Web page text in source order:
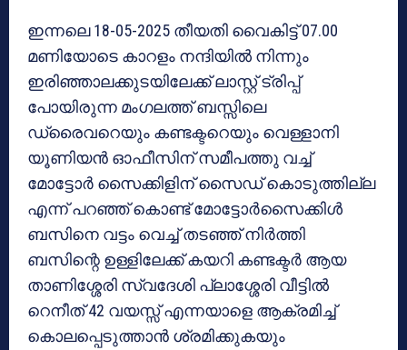
ഇന്നലെ 18-05-2025 തീയതി വൈകിട്ട് 07.00
മണിയോടെ കാറളം നന്ദിയിൽ നിന്നും
ഇരിഞ്ഞാലക്കുടയിലേക്ക് ലാസ്റ്റ് ട്രിപ്പ്
പോയിരുന്ന മംഗലത്ത് ബസ്സിലെ
ഡ്രൈവറെയും കണ്ടക്ടറെയും വെള്ളാനി
യൂണിയൻ ഓഫീസിന് സമീപത്തു വച്ച്
മോട്ടോർ സൈക്കിളിന് സൈഡ് കൊടുത്തില്ല
എന്ന് പറഞ്ഞ് കൊണ്ട് മോട്ടോർസൈക്കിൾ
ബസിനെ വട്ടം വെച്ച് തടഞ്ഞ് നിർത്തി
ബസിന്റെ ഉള്ളിലേക്ക് കയറി കണ്ടക്ടർ ആയ
താണിശ്ശേരി സ്വദേശി പ്ലാശ്ശേരി വീട്ടിൽ
റെനീത് 42 വയസ്സ് എന്നയാളെ ആക്രമിച്ച്
കൊലപ്പെടുത്താൻ ശ്രമിക്കുകയും